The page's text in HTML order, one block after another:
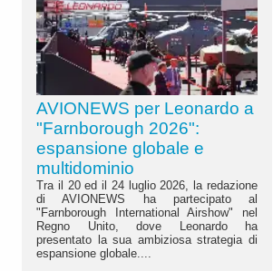
AVIONEWS per Leonardo a
"Farnborough 2026":
espansione globale e
multidominio
Tra il 20 ed il 24 luglio 2026, la redazione
di AVIONEWS ha partecipato al
"Farnborough International Airshow" nel
Regno Unito, dove Leonardo ha
presentato la sua ambiziosa strategia di
espansione globale....